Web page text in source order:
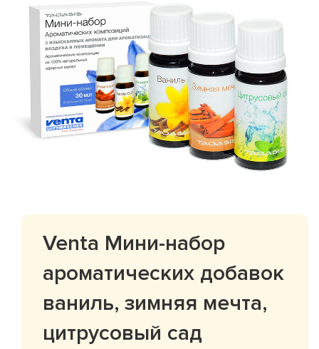
Venta Мини-набор
ароматических добавок
ваниль, зимняя мечта,
цитрусовый сад